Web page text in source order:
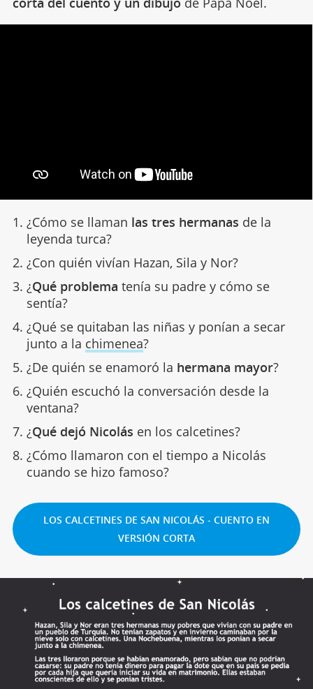
¿Cómo se llaman las tres hermanas de la
leyenda turca?
¿Con quién vivían Hazan, Sila y Nor?
¿Qué problema tenía su padre y cómo se
sentía?
¿Qué se quitaban las niñas y ponían a secar
junto a la chimenea?
¿De quién se enamoró la hermana mayor?
¿Quién escuchó la conversación desde la
ventana?
¿Qué dejó Nicolás en los calcetines?
¿Cómo llamaron con el tiempo a Nicolás
cuando se hizo famoso?
LOS CALCETINES DE SAN NICOLÁS - CUENTO EN
VERSIÓN CORTA